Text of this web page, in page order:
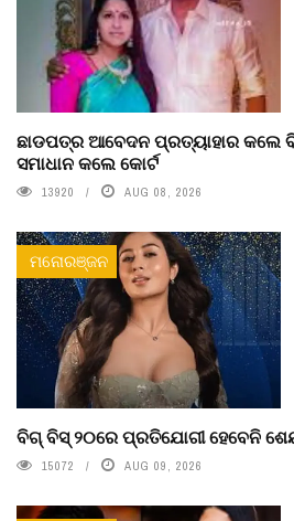
ଛାଡପତ୍ର ଆବେଦନ ପ୍ରତ୍ୟାହାର କଲେ
ସମାଧାନ କଲେ କୋର୍ଟ
13920 AUG 08, 2026
ମନୋରଞ୍ଜନ
ବିଗ୍ ବିସ୍ ୨୦ରେ ପ୍ରତିଯୋଗୀ ହେବେନି
15072 AUG 09, 2026